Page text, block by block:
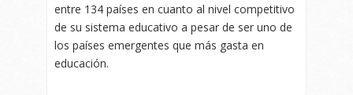
entre 134 países en cuanto al nivel competitivo
de su sistema educativo a pesar de ser uno de
los países emergentes que más gasta en
educación.